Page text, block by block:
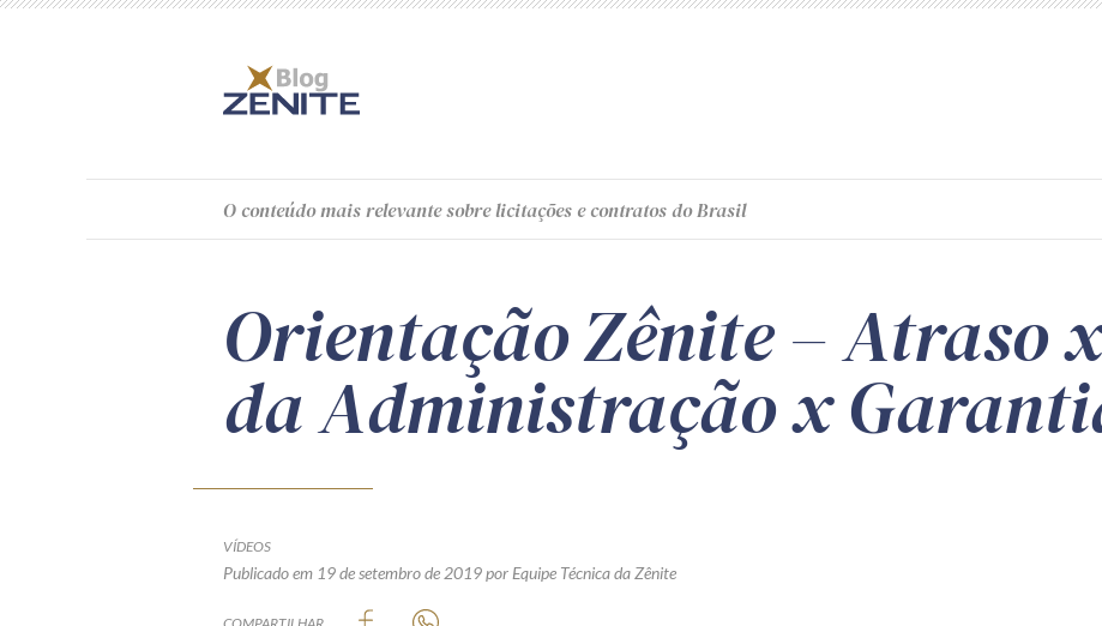
O conteúdomais relevante sobre licitações e contratos do Brasil
Orientação Zênite – Atraso
da Administração x
VÍDEOS
Publicado em 19 de setembro de 2019por Equipe Técnica da Zênite
COMPARTILHAR